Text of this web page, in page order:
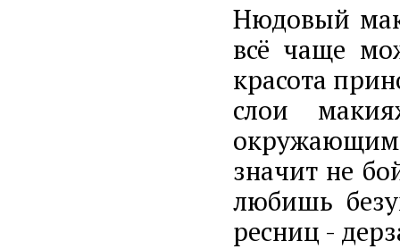
Нюдовый
всё чаще
красота
слои
значит не
любишь
ресниц -